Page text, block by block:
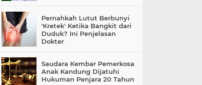
Pernahkah Lutut Berbunyi
'Kretek' Ketika Bangkit dari
Duduk? Ini Penjelasan
Dokter
Saudara Kembar Pemerkosa
Anak Kandung Dijatuhi
Hukuman Penjara 20 Tahun